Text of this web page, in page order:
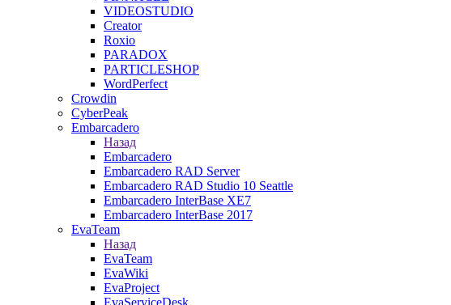
VIDEOSTUDIO
Creator
Roxio
PARADOX
PARTICLESHOP
WordPerfect
Crowdin
CyberPeak
Embarcadero
Назад
Embarcadero
Embarcadero RAD Server
Embarcadero RAD Studio 10 Seattle
Embarcadero InterBase XE7
Embarcadero InterBase 2017
EvaTeam
Назад
EvaTeam
EvaWiki
EvaProject
EvaServiceDesk